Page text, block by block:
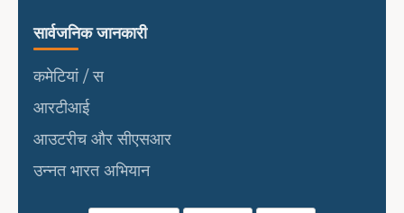
सार्वजनिक जानकारी
सार्वजनिक जानकारी
कमेटियां / स
आरटीआई
आउटरीच और सीएसआर
उन्नत भारत अभियान